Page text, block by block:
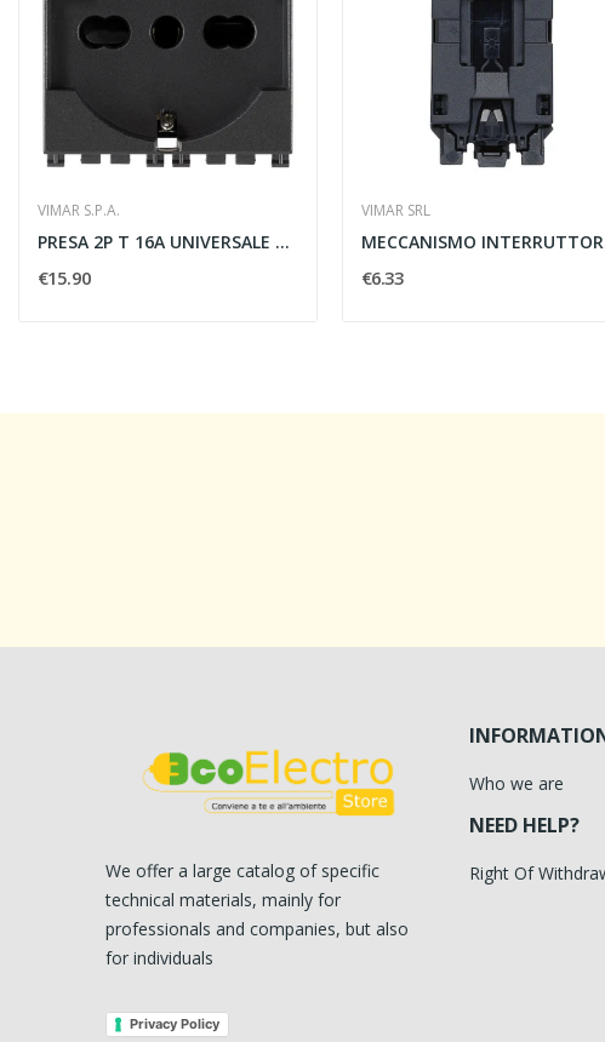
VIMAR S.P.A.
PRESA 2P T 16A UNIVERSALE GRIGIO - VIMAR 19210
€15.90
VIMAR SRL
€6.33
We offer a large catalog of specific
technical materials, mainly for
professionals and companies, but also
for individuals
Privacy Policy
Who we are
NEED HELP?
Right Of